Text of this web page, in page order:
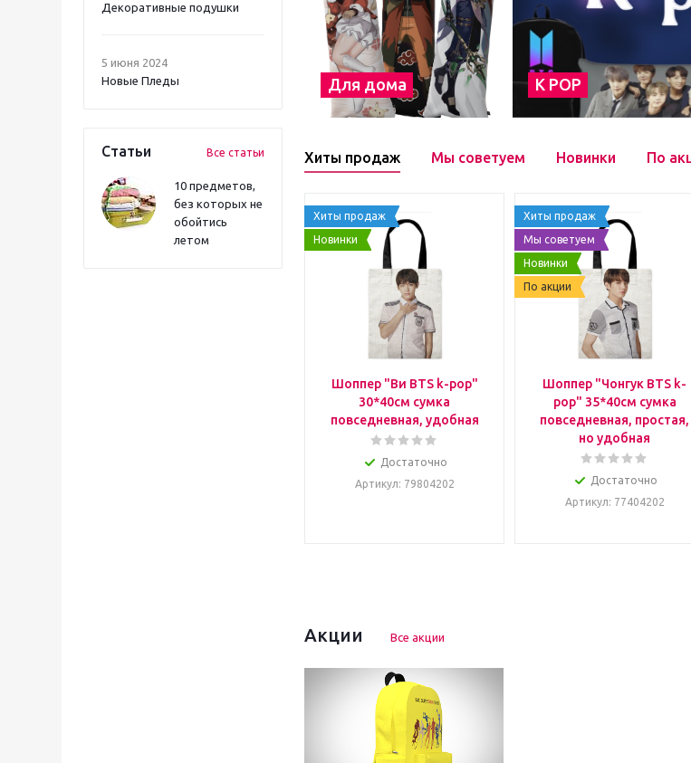
Декоративные подушки
5 июня 2024
Новые Пледы
Статьи Все статьи
10 предметов,
без которых не
обойтись
летом
Для дома К POP
Хиты продаж Мы советуем Новинки По
Хиты продаж
Новинки
Шоппер "Ви BTS k-pop"
30*40см сумка
повседневная, удобная
Достаточно
Артикул: 79804202
Хиты продаж
Мы советуем
Новинки
По акции
Шоппер "Чонгук BTS k-
pop" 35*40см сумка
повседневная, простая,
но удобная
Достаточно
Артикул: 77404202
Акции Все акции